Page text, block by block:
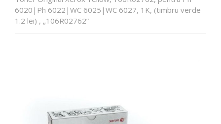
6020|Ph 6022|WC 6025|WC 6027, 1K, (timbru verde
1.2 lei) , „106R02762”